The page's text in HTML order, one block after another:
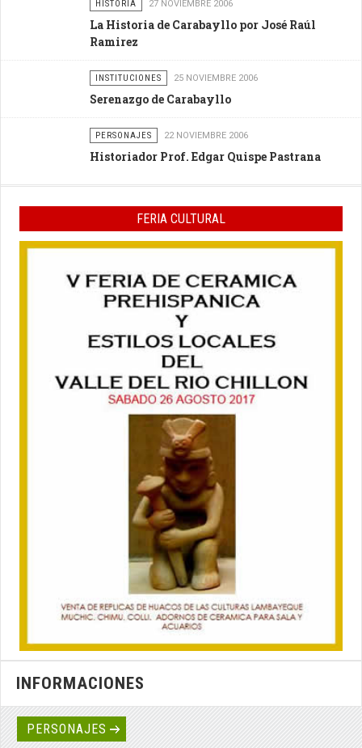
HISTORIA 27 NOVIEMBRE 2006
La Historia de Carabayllo por José Raúl
Ramirez
INSTITUCIONES 25 NOVIEMBRE 2006
Serenazgo de Carabayllo
PERSONAJES 22 NOVIEMBRE 2006
Historiador Prof. Edgar Quispe Pastrana
FERIA CULTURAL
INFORMACIONES
PERSONAJES